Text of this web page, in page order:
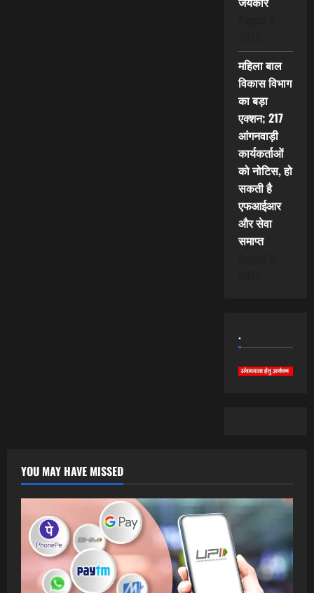
महिला बाल
विकास विभाग
का बड़ा
एक्शन; 217
आंगनवाड़ी
कार्यकर्ताओं
को नोटिस, हो
सकती है
एफआईआर
और सेवा
समाप्त
.
YOU MAY HAVE MISSED